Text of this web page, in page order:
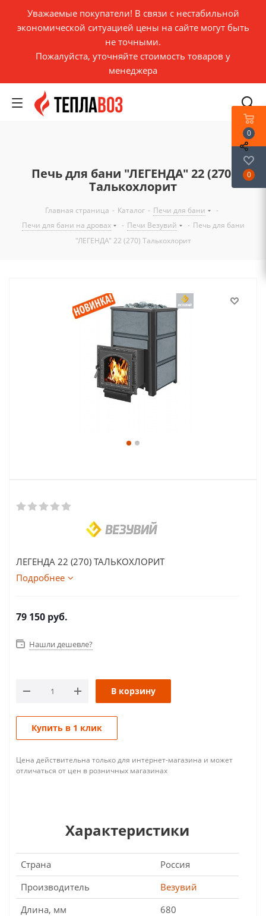
Уважаемые покупатели! В связи с нестабильной
экономической ситуацией цены на сайте могут быть
не точными.
Пожалуйста, уточняйте стоимость товаров у
менеджера
Печь для бани "ЛЕГЕНДА" 22 (270)
Талькохлорит
Главная страница - Каталог - Печи для бани
-
Печи для бани на дровах
- Печи Везувий - Печь для бани
"ЛЕГЕНДА" 22 (270) Талькохлорит
ЛЕГЕНДА 22 (270) ТАЛЬКОХЛОРИТ
Подробнее
79 150 руб.
Нашли дешевле?
В корзину
Купить в 1 клик
Цена действительна только для интернет-магазина и может
отличаться от цен в розничных магазинах
Характеристики
Страна
Россия
Производитель
Везувий
Длина, мм
680
0
0